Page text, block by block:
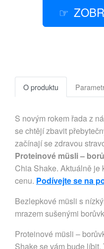
O produktu
S novým rokem řada z
se chtějí zbavit
začínají se zdravou
Proteinové müsli –
Chia Shake. Aktuálně je
cenu. Podívejte se na
Bezlepkové müsli s
mrazem sušenými
Proteinové müsli –
Shake se vám bude líbit.